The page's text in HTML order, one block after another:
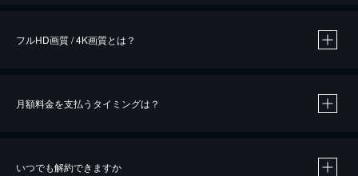
※40％ポイント還元の対象は、クレジットカード決済による作品の購入 / レンタルです。
iOSアプリのUコイン決済による作品の購入 / レンタルは、20％のポイント還元です。
フルHD画質 / 4K画質とは？
月額料金を支払うタイミングは？
いつでも解約できますか